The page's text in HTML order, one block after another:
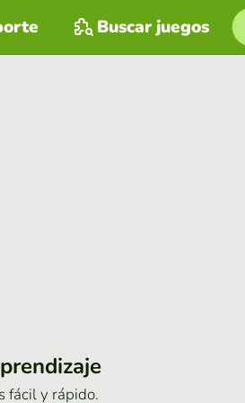
Buscar juegos
fácil y rápido.